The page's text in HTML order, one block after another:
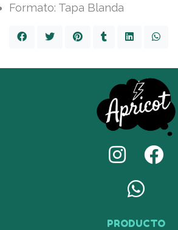
Formato: Tapa Blanda
PRODUCTO